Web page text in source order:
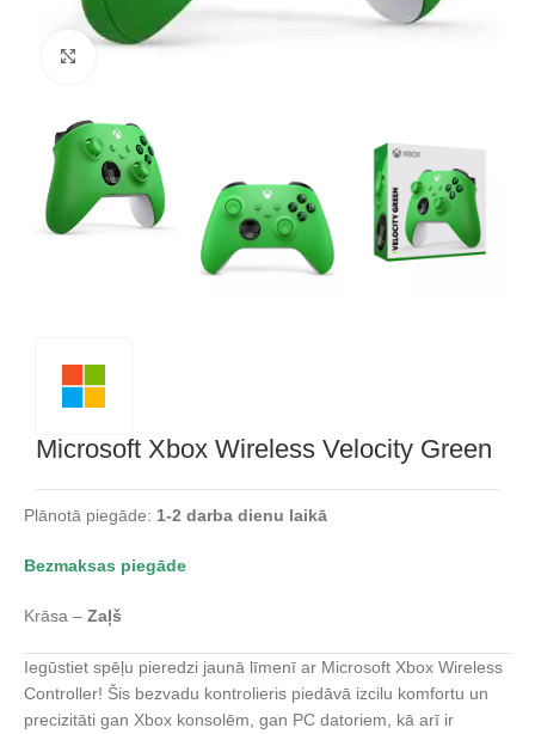
Microsoft Xbox Wireless Velocity Green
Plānotā piegāde: 1-2 darba dienu laikā
Bezmaksas piegāde
Krāsa – Zaļš
Iegūstiet spēļu pieredzi jaunā līmenī ar Microsoft Xbox Wireless
Controller! Šis bezvadu kontrolieris piedāvā izcilu komfortu un
precizitāti gan Xbox konsolēm, gan PC datoriem, kā arī ir